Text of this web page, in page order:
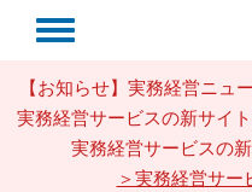
【お知らせ】実務経営ニュ
実務経営サービスの新サイ
実務経営サービスの
＞実務経営サー